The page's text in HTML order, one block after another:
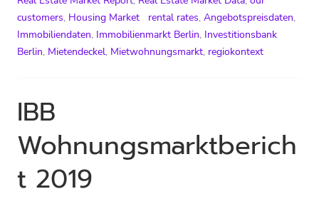
customers, Housing Market rental rates, Angebotspreisdaten,
Immobiliendaten, Immobilienmarkt Berlin, Investitionsbank
Berlin, Mietendeckel, Mietwohnungsmarkt, regiokontext
IBB
Wohnungsmarktberich
t 2019